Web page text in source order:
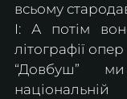
всьому
І: А потім
літографії
“Довбуш”